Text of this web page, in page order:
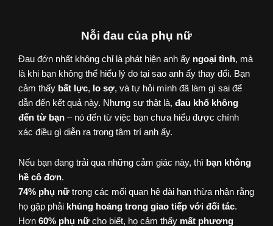
Nỗi đau của phụ nữ
Đau đớn nhất không chỉ là phát hiện anh ấy ngoại tình, mà
là khi bạn không thể hiểu lý do tại sao anh ấy thay đổi. Bạn
cảm thấy bất lực, lo sợ, và tự hỏi mình đã làm gì sai để
dẫn đến kết quả này. Nhưng sự thật là, đau khổ không
đến từ bạn – nó đến từ việc bạn chưa hiểu được chính
xác điều gì diễn ra trong tâm trí anh ấy.
Nếu bạn đang trải qua những cảm giác này, thì bạn không
hề cô đơn.
74% phụ nữ trong các mối quan hệ dài hạn thừa nhận rằng
họ gặp phải khủng hoảng trong giao tiếp với đối tác.
Hơn 60% phụ nữ cho biết, họ cảm thấy mất phương